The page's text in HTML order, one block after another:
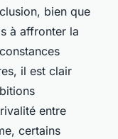
bien que
à affronter la
il est clair
entre
certains